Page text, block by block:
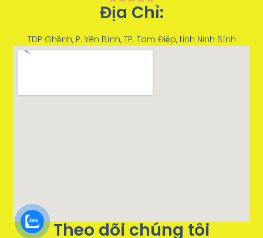
Địa Chỉ:
TDP Ghềnh, P. Yên Bình, TP. Tam Điệp, tỉnh Ninh Bình
Theo dõi chúng tôi